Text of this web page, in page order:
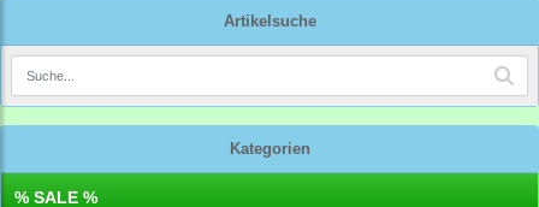
Artikelsuche
Kategorien
% SALE %